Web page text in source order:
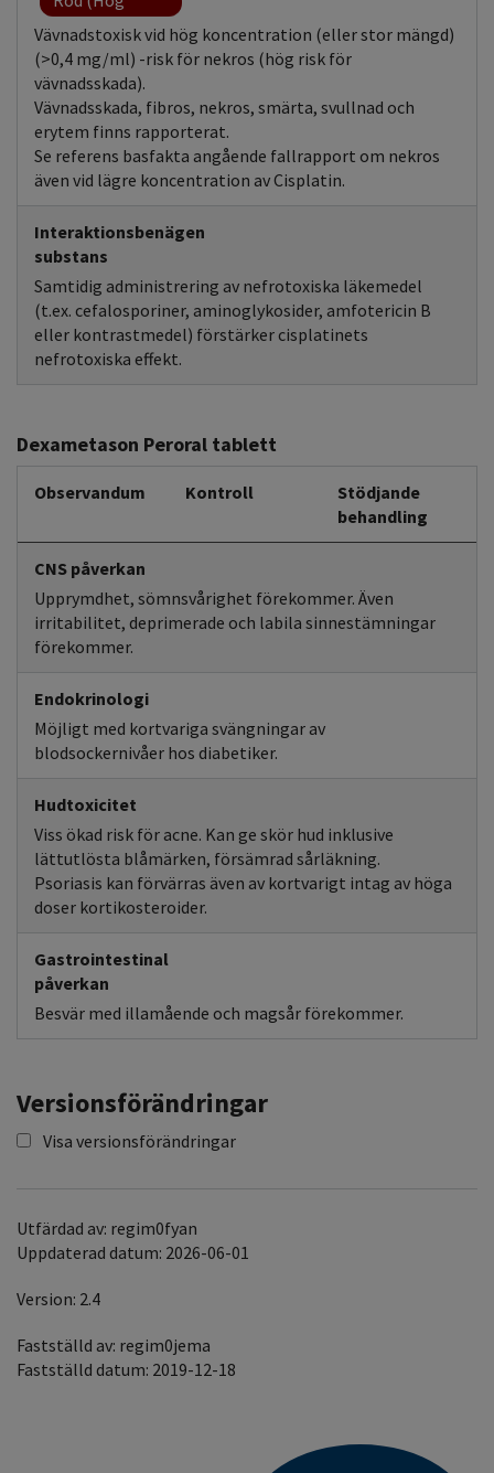
koncentration)
Vävnadstoxisk vid hög koncentration (eller stor mängd)
(>0,4 mg/ml) -risk för nekros (hög risk för
vävnadsskada).
Vävnadsskada, fibros, nekros, smärta, svullnad och
erytem finns rapporterat.
Se referens basfakta angående fallrapport om nekros
även vid lägre koncentration av Cisplatin.
Interaktionsbenägen
substans
Samtidig administrering av nefrotoxiska läkemedel
(t.ex. cefalosporiner, aminoglykosider, amfotericin B
eller kontrastmedel) förstärker cisplatinets
nefrotoxiska effekt.
Dexametason Peroral tablett
Observandum Kontroll
Stödjande
behandling
CNS påverkan
Upprymdhet, sömnsvårighet förekommer. Även
irritabilitet, deprimerade och labila sinnestämningar
förekommer.
Endokrinologi
Möjligt med kortvariga svängningar av
blodsockernivåer hos diabetiker.
Hudtoxicitet
Viss ökad risk för acne. Kan ge skör hud inklusive
lättutlösta blåmärken, försämrad sårläkning.
Psoriasis kan förvärras även av kortvarigt intag av höga
doser kortikosteroider.
Gastrointestinal
påverkan
Besvär med illamående och magsår förekommer.
Versionsförändringar
Visa versionsförändringar
Utfärdad av: regim0fyan
Uppdaterad datum: 2026-06-01
Version: 2.4
Fastställd av: regim0jema
Fastställd datum: 2019-12-18